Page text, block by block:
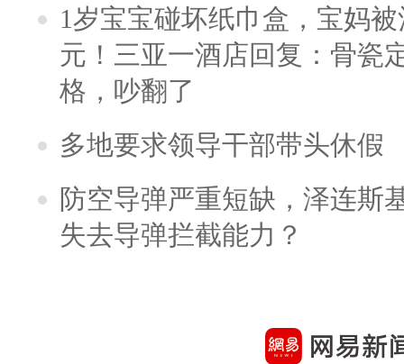
1岁宝宝碰坏纸巾盒，宝妈
元！三亚一酒店回复：骨瓷
格，吵翻了
多地要求领导干部带头休假
防空导弹严重短缺，泽连斯
失去导弹拦截能力？